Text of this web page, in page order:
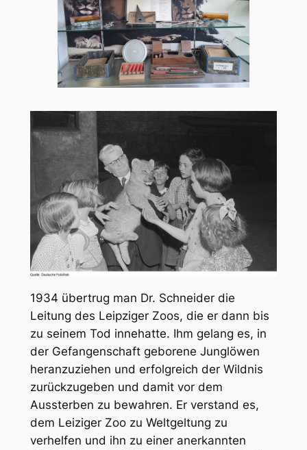
1934 übertrug man Dr. Schneider die
Leitung des Leipziger Zoos, die er dann bis
zu seinem Tod innehatte. Ihm gelang es, in
der Gefangenschaft geborene Junglöwen
heranzuziehen und erfolgreich der Wildnis
zurückzugeben und damit vor dem
Aussterben zu bewahren. Er verstand es,
dem Leiziger Zoo zu Weltgeltung zu
verhelfen und ihn zu einer anerkannten